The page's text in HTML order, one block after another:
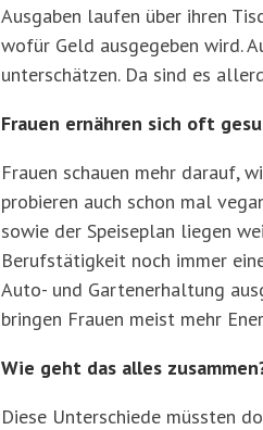
Ausgaben laufen über ihren
wofür Geld ausgegeben wird.
unterschätzen. Da sind es
Frauen ernähren sich oft
Frauen schauen mehr darauf,
probieren auch schon mal
sowie der Speiseplan liegen
Berufstätigkeit noch immer
Auto- und Gartenerhaltung
bringen Frauen meist mehr
Wie geht das alles
Diese Unterschiede müssten